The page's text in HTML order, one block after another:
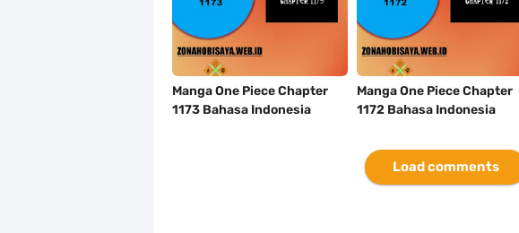
Manga One Piece Chapter
1173 Bahasa Indonesia
Manga One Piece Chapter
1172 Bahasa Indonesia
Load comments